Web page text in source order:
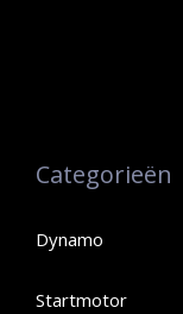
Categorieën
Dynamo
Startmotor